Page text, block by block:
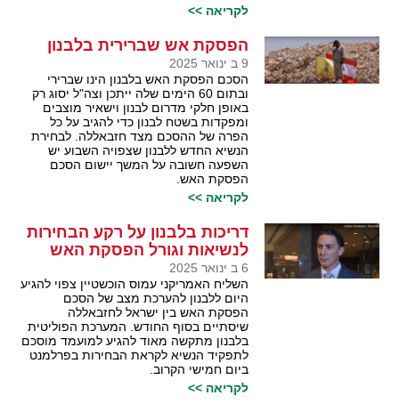
לקריאה >>
הפסקת אש שברירית בלבנון
9 ב ינואר 2025
הסכם הפסקת האש בלבנון הינו שברירי
ובתום 60 הימים שלה ייתכן וצה"ל יסוג רק
באופן חלקי מדרום לבנון וישאיר מוצבים
ומפקדות בשטח לבנון כדי להגיב על כל
הפרה של ההסכם מצד חזבאללה. לבחירת
הנשיא החדש ללבנון שצפויה השבוע יש
השפעה חשובה על המשך יישום הסכם
הפסקת האש.
לקריאה >>
דריכות בלבנון על רקע הבחירות
לנשיאות וגורל הפסקת האש
6 ב ינואר 2025
השליח האמריקני עמוס הוכשטיין צפוי להגיע
היום ללבנון להערכת מצב של הסכם
הפסקת האש בין ישראל לחזבאללה
שיסתיים בסוף החודש. המערכת הפוליטית
בלבנון מתקשה מאוד להגיע למועמד מוסכם
לתפקיד הנשיא לקראת הבחירות בפרלמנט
ביום חמישי הקרוב.
לקריאה >>